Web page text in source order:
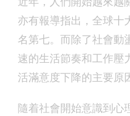
亦有報導指出，全球十
名第七。而除了社會動
速的生活節奏和工作壓
活滿意度下降的主要原
隨着社會開始意識到心